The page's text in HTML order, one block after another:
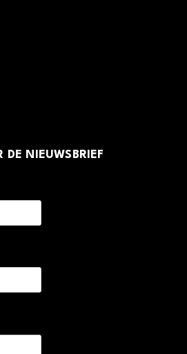
DE NIEUWSBRIEF